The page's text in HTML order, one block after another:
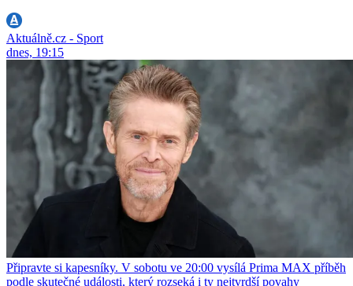
Aktuálně.cz - Sport
dnes, 19:15
Připravte si kapesníky. V sobotu ve 20:00 vysílá Prima MAX příběh
podle skutečné události, který rozseká i ty nejtvrdší povahy